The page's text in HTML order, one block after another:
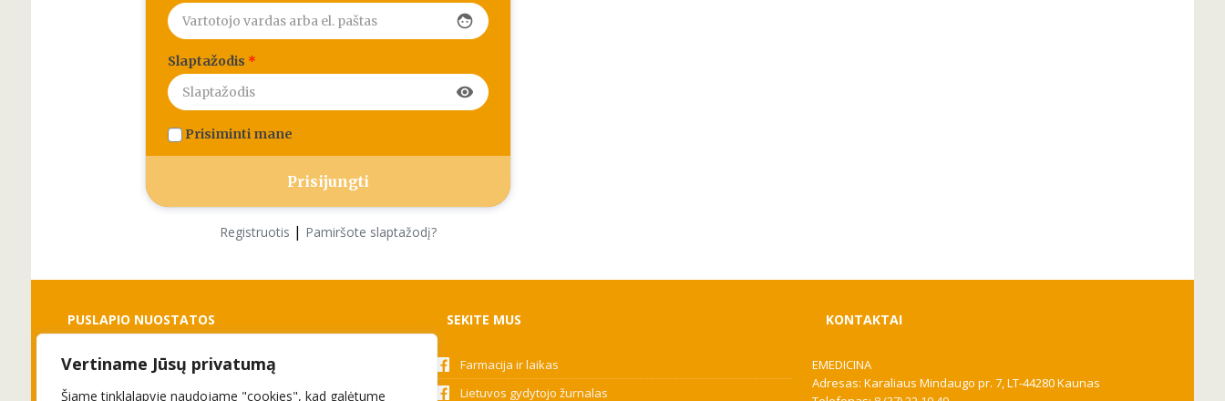
Vertiname Jūsų privatumą
Šiame tinklalapyje naudojame "cookies", kad galėtume
face
Slaptažodis *
visibility
Prisiminti mane
Registruotis | Pamiršote slaptažodį?
PUSLAPIO NUOSTATOS
Slapukai
Privatumo politika
SEKITE MUS
Farmacija ir laikas
Lietuvos gydytojo žurnalas
KONTAKTAI
EMEDICINA
Adresas: Karaliaus Mindaugo pr. 7, LT-44280 Kaunas